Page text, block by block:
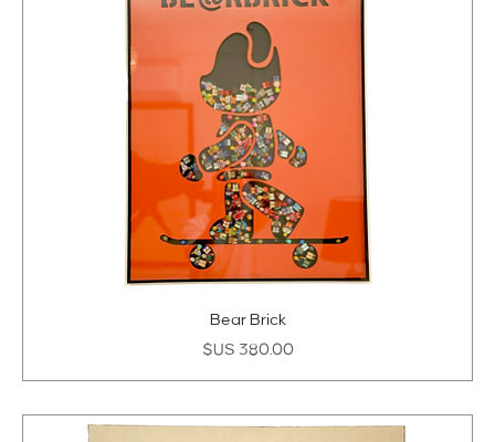
Bear Brick
السعر‏380.00 US$